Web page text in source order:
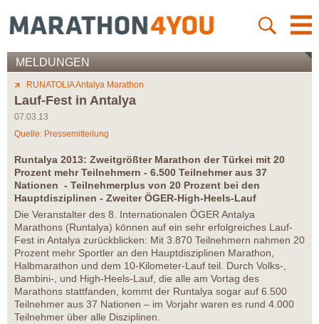
MELDUNGEN
RUNATOLIA Antalya Marathon
Lauf-Fest in Antalya
07.03.13
Quelle: Pressemitteilung
Runtalya 2013: Zweitgrößter Marathon der Türkei mit 20
Prozent mehr Teilnehmern - 6.500 Teilnehmer aus 37
Nationen - Teilnehmerplus von 20 Prozent bei den
Hauptdisziplinen - Zweiter ÖGER-High-Heels-Lauf
Die Veranstalter des 8. Internationalen ÖGER Antalya
Marathons (Runtalya) können auf ein sehr erfolgreiches Lauf-
Fest in Antalya zurückblicken: Mit 3.870 Teilnehmern nahmen 20
Prozent mehr Sportler an den Hauptdisziplinen Marathon,
Halbmarathon und dem 10-Kilometer-Lauf teil. Durch Volks-,
Bambini-, und High-Heels-Lauf, die alle am Vortag des
Marathons stattfanden, kommt der Runtalya sogar auf 6.500
Teilnehmer aus 37 Nationen – im Vorjahr waren es rund 4.000
Teilnehmer über alle Disziplinen.